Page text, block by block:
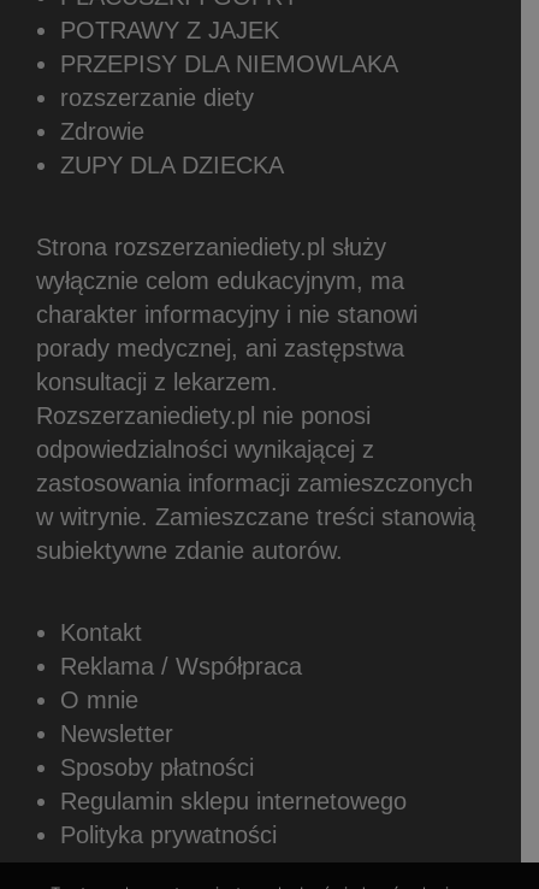
POTRAWY Z JAJEK
PRZEPISY DLA NIEMOWLAKA
rozszerzanie diety
Zdrowie
ZUPY DLA DZIECKA
Strona rozszerzaniediety.pl służy
wyłącznie celom edukacyjnym, ma
charakter informacyjny i nie stanowi
porady medycznej, ani zastępstwa
konsultacji z lekarzem.
Rozszerzaniediety.pl nie ponosi
odpowiedzialności wynikającej z
zastosowania informacji zamieszczonych
w witrynie. Zamieszczane treści stanowią
subiektywne zdanie autorów.
Kontakt
Reklama / Współpraca
O mnie
Newsletter
Sposoby płatności
Regulamin sklepu internetowego
Polityka prywatności